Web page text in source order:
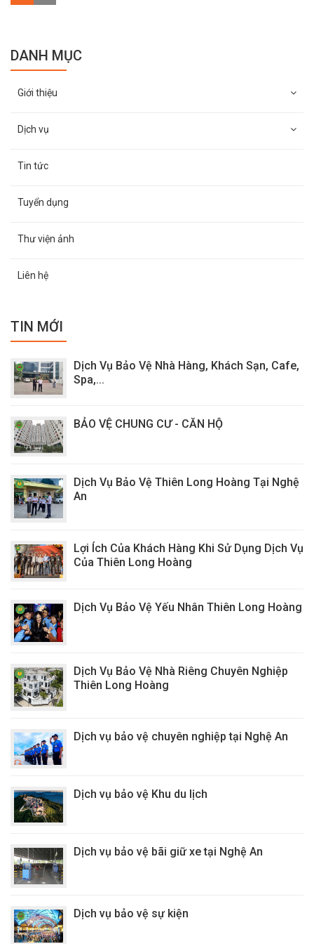
DANH MỤC
Giới thiệu
Dịch vụ
Tin tức
Tuyển dụng
Thư viện ảnh
Liên hệ
TIN MỚI
Dịch Vụ Bảo Vệ Nhà Hàng, Khách Sạn, Cafe,
Spa,...
BẢO VỆ CHUNG CƯ - CĂN HỘ
Dịch Vụ Bảo Vệ Thiên Long Hoàng Tại Nghệ
An
Lợi Ích Của Khách Hàng Khi Sử Dụng Dịch Vụ
Của Thiên Long Hoàng
Dịch Vụ Bảo Vệ Yếu Nhân Thiên Long Hoàng
Dịch Vụ Bảo Vệ Nhà Riêng Chuyên Nghiệp
Thiên Long Hoàng
Dịch vụ bảo vệ chuyên nghiệp tại Nghệ An
Dịch vụ bảo vệ Khu du lịch
Dịch vụ bảo vệ bãi giữ xe tại Nghệ An
Dịch vụ bảo vệ sự kiện